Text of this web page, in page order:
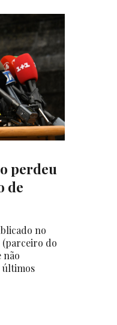
perdeu
de
no
do
não
últimos